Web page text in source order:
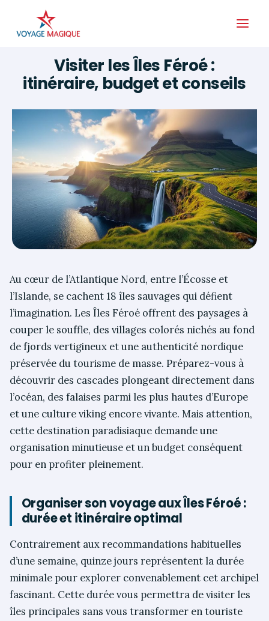
Visiter les Îles Féroé :
itinéraire, budget et conseils
Au cœur de l’Atlantique Nord, entre l’Écosse et
l’Islande, se cachent 18 îles sauvages qui défient
l’imagination. Les Îles Féroé offrent des paysages à
couper le souffle, des villages colorés nichés au fond
de fjords vertigineux et une authenticité nordique
préservée du tourisme de masse. Préparez-vous à
découvrir des cascades plongeant directement dans
l’océan, des falaises parmi les plus hautes d’Europe
et une culture viking encore vivante. Mais attention,
cette destination paradisiaque demande une
organisation minutieuse et un budget conséquent
pour en profiter pleinement.
Organiser son voyage aux Îles Féroé :
durée et itinéraire optimal
Contrairement aux recommandations habituelles
d’une semaine, quinze jours représentent la durée
minimale pour explorer convenablement cet archipel
fascinant. Cette durée vous permettra de visiter les
îles principales sans vous transformer en touriste